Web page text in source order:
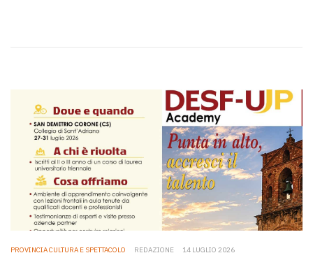
PROVINCIA CULTURA E SPETTACOLO REDAZIONE 14 LUGLIO 2026